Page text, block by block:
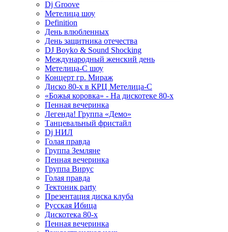
Dj Groove
Метелица шоу
Definition
День влюбленных
День защитника отечества
DJ Boyko & Sound Shocking
Международный женский день
Метелица-С шоу
Концерт гр. Мираж
Диско 80-х в КРЦ Метелица-С
«Божья коровка» - На дискотеке 80-х
Пенная вечеринка
Легенда! Группа «Демо»
Танцевальный фристайл
Dj НИЛ
Голая правда
Группа Земляне
Пенная вечеринка
Группа Вирус
Голая правда
Тектоник party
Презентация диска клуба
Русская Ибица
Дискотека 80-х
Пенная вечеринка